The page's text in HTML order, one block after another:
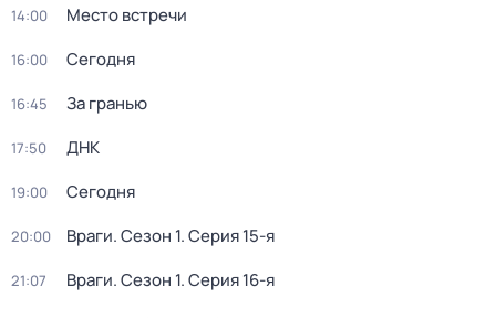
14:00 Место встречи
16:00 Сегодня
16:45 За гранью
17:50 ДНК
19:00 Сегодня
20:00 Враги. Сезон 1. Серия 15-я
21:07 Враги. Сезон 1. Серия 16-я